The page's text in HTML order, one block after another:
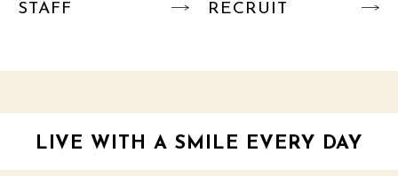
STAFF
RECRUIT
LIVE WITH A SMILE EVERY DAY